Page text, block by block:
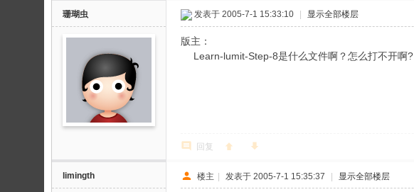
珊瑚虫 发表于 2005-7-1 15:33:10 显示全部楼层
版主：
Learn-lumit-Step-8是什么文件啊？怎么打不开啊?
回复
limingth 楼主 | 发表于 2005-7-1 15:35:37 | 显示全部楼层